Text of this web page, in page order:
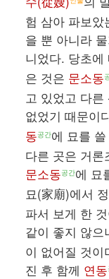
험 삼아 파보
을 뿐 아니라
니었다. 당초에
은 것은 문소동
고 있었고 다른
없었기 때문이
동공간에 묘를
다른 곳은 거론
문소동공간에 묘
묘(家廟)에서
파서 보게 한
같이 좋지 않으
이 없어질 것
진 후 함께 연동